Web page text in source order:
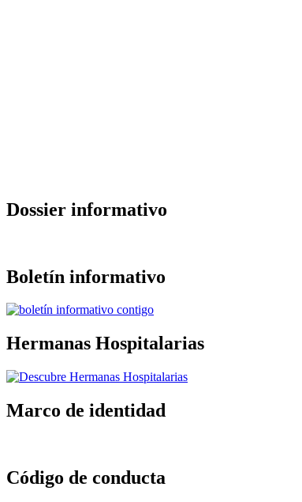
principal
Dossier informativo
Boletín informativo
Hermanas Hospitalarias
Marco de identidad
Código de conducta